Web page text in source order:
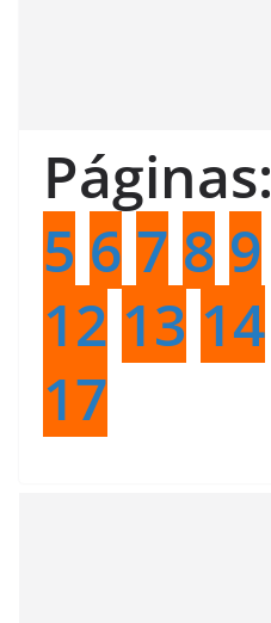
Páginas:
5 6 7 8 9
12 13 14
17